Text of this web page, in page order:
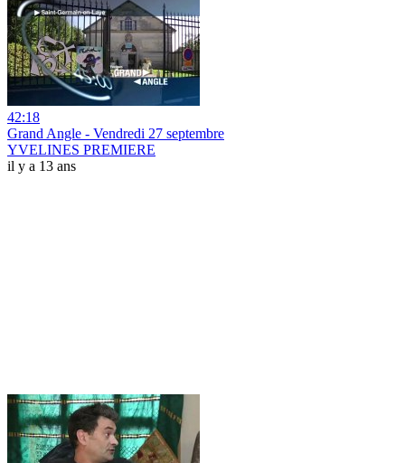
42:18
Grand Angle - Vendredi 27 septembre
YVELINES PREMIERE
il y a 13 ans